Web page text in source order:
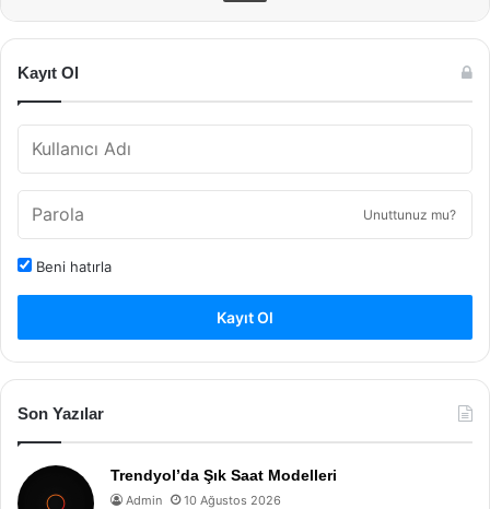
Kayıt Ol
Unuttunuz mu?
Beni hatırla
Kayıt Ol
Son Yazılar
Trendyol’da Şık Saat Modelleri
Admin 10 Ağustos 2026